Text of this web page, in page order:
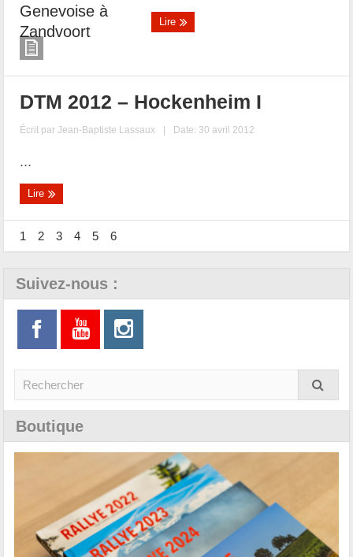
Lire
DTM 2012 – Hockenheim I
Écrit parJean-Baptiste Lassaux | Date: 30 avril 2012
...
Lire
1 2 3 4 5 6
Suivez-nous :
Boutique